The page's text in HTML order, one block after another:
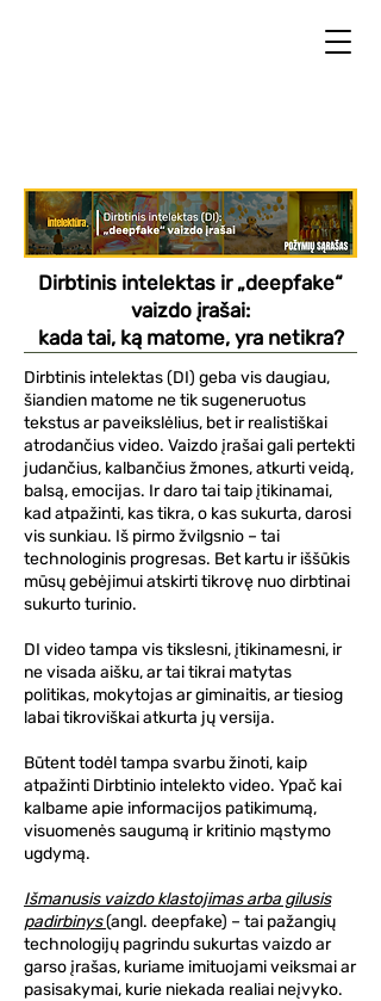
Dirbtinis intelektas ir „deepfake“
vaizdo įrašai:
kada tai, ką matome, yra netikra?
Dirbtinis intelektas (DI) geba vis daugiau,
šiandien matome ne tik sugeneruotus
tekstus ar paveikslėlius, bet ir realistiškai
atrodančius video. Vaizdo įrašai gali pertekti
judančius, kalbančius žmones, atkurti veidą,
balsą, emocijas. Ir daro tai taip įtikinamai,
kad atpažinti, kas tikra, o kas sukurta, darosi
vis sunkiau. Iš pirmo žvilgsnio – tai
technologinis progresas. Bet kartu ir iššūkis
mūsų gebėjimui atskirti tikrovę nuo dirbtinai
sukurto turinio.
DI video tampa vis tikslesni, įtikinamesni, ir
ne visada aišku, ar tai tikrai matytas
politikas, mokytojas ar giminaitis, ar tiesiog
labai tikroviškai atkurta jų versija.
Būtent todėl tampa svarbu žinoti, kaip
atpažinti Dirbtinio intelekto video. Ypač kai
kalbame apie informacijos patikimumą,
visuomenės saugumą ir kritinio mąstymo
ugdymą.
Išmanusis vaizdo klastojimas arba gilusis
padirbinys(angl. deepfake) – tai pažangių
technologijų pagrindu sukurtas vaizdo ar
garso įrašas, kuriame imituojami veiksmai ar
pasisakymai, kurie niekada realiai neįvyko.